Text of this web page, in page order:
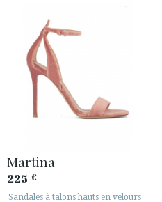
SECURE WEB SSL CERTIFICATE
Martina
225 €
Sandales à talons hauts en velours